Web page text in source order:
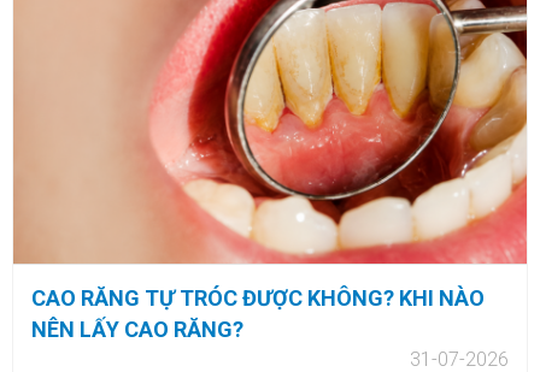
vấn đề trụ Implant có bị gỉ sét hoặc oxy hóa theo thời
gian không? Trong bài viết dưới đây, Nha khoa Thẩm mỹ
Nụ Cười Việt sẽ giúp bạn giải đáp chi tiết vấn đề này.
CAO RĂNG TỰ TRÓC ĐƯỢC KHÔNG? KHI NÀO
NÊN LẤY CAO RĂNG?
31-07-2026